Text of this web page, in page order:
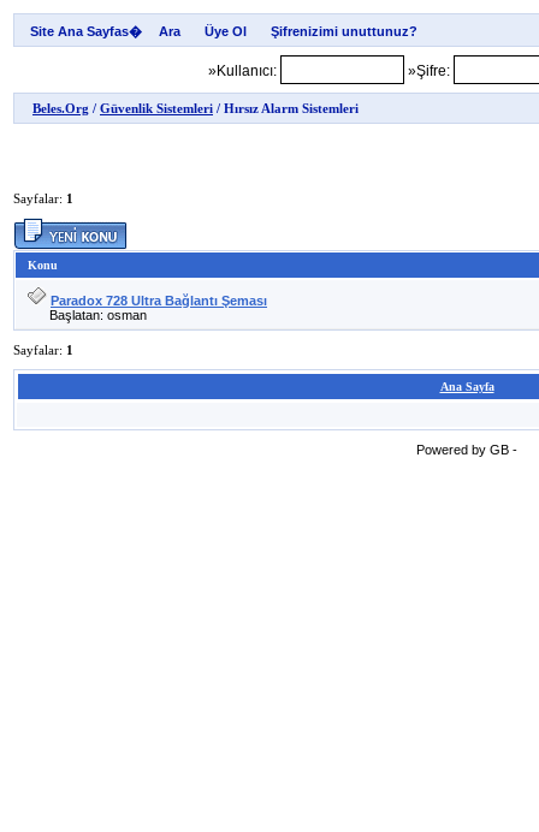
Site Ana Sayfas�
»Kullanıcı: »Şifre:
Beles.Org / Güvenlik Sistemleri / Hırsız Alarm Sistemleri
Sayfalar: 1
Konu
Paradox 728 Ultra Bağlantı Şeması
Başlatan: osman
Sayfalar: 1
Ana Sayfa
Powered by GB -